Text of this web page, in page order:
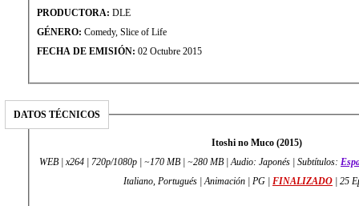
PRODUCTORA: DLE
GÉNERO: Comedy, Slice of Life
FECHA DE EMISIÓN: 02 Octubre 2015
DATOS TÉCNICOS
Itoshi no Muco (2015)
WEB | x264 | 720p/1080p | ~170 MB | ~280 MB | Audio: Japonés | Subtítulos:
Italiano, Portugués | Animación | PG | FINALIZADO | 25